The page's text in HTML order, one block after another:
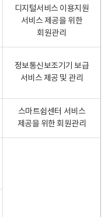
디지털서비스 이용지원
서비스 제공을 위한
회원관리
정보통신보조기기 보급
서비스 제공 및 관리
스마트쉼센터 서비스
제공을 위한 회원관리